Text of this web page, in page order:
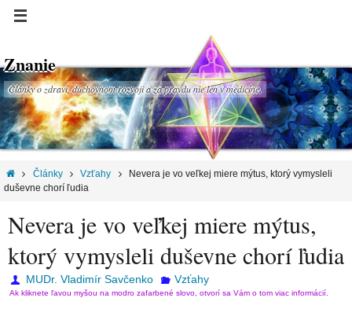
Znanie
Články o zdraví, duchovnom rozvoji a za pravdu nie len v medicíne.
Články Vzťahy
Nevera je vo veľkej miere mýtus, ktorý vymysleli
duševne chorí ľudia
Nevera je vo veľkej miere mýtus,
ktorý vymysleli duševne chorí ľudia
MUDr. Vladimír Savčenko Vzťahy
Ak kliknete ľavou myšou na modro zafarbené slovo, otvorí sa Vám o tom viac informácií.